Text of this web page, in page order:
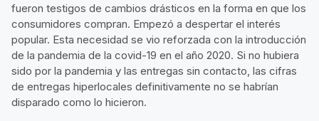
fueron testigos de cambios drásticos en la forma en que los
consumidores compran. Empezó a despertar el interés
popular. Esta necesidad se vio reforzada con la introducción
de la pandemia de la covid-19 en el año 2020. Si no hubiera
sido por la pandemia y las entregas sin contacto, las cifras
de entregas hiperlocales definitivamente no se habrían
disparado como lo hicieron.